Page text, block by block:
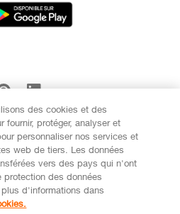
newsletter
des cookies et des
fournir, protéger, analyser et
personnaliser nos services et
web de tiers. Les données
vers des pays qui n'ont
protection des données
d'informations dans